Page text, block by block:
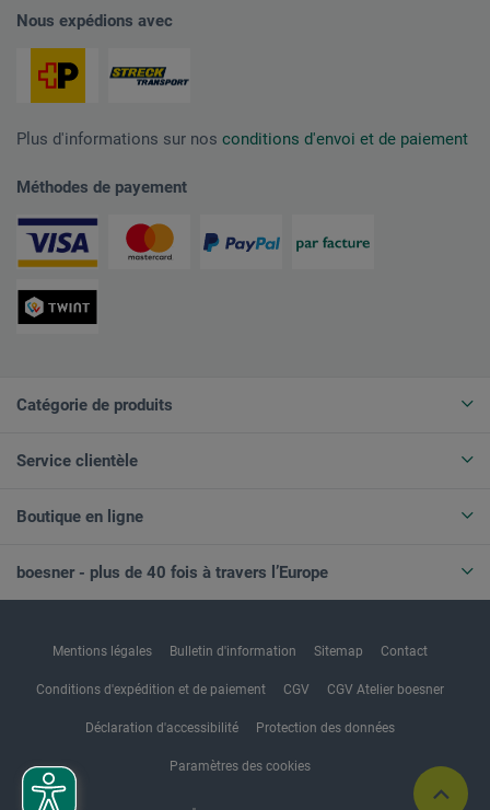
Nous expédions avec
Plus d'informations sur nos conditions d'envoi et de paiement
Méthodes de payement
Catégorie de produits
Service clientèle
Boutique en ligne
boesner - plus de 40 fois à travers l’Europe
Mentions légales Bulletin d'information Sitemap Contact
Conditions d'expédition et de paiement CGV CGV Atelier boesner
Déclaration d'accessibilité Protection des données
Paramètres des cookies